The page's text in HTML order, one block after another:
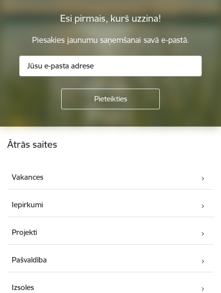
Esi pirmais, kurš uzzina!
Piesakies jaunumu saņemšanai savā e-pastā.
Kājene
Ātrās saites
Vakances
Iepirkumi
Projekti
Pašvaldība
Izsoles